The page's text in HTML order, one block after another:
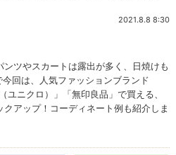
2021.8.8 8:30
ツやスカートは露出が多く、日焼けも
回は、人気ファッションブランド
ユニクロ）」「無印良品」で買える、
アップ！コーディネート例も紹介しま